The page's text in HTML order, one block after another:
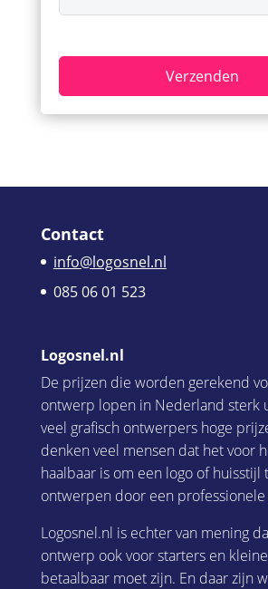
Contact
info@logosnel.nl
085 06 01 523
Logosnel.nl
De prijzen die worden gerekend
ontwerp lopen in Nederland sterk
veel grafisch ontwerpers hoge
denken veel mensen dat het voor
haalbaar is om een logo of huisstijl
ontwerpen door een
Logosnel.nl is echter van mening
ontwerp ook voor starters en
betaalbaar moet zijn. En daar zijn